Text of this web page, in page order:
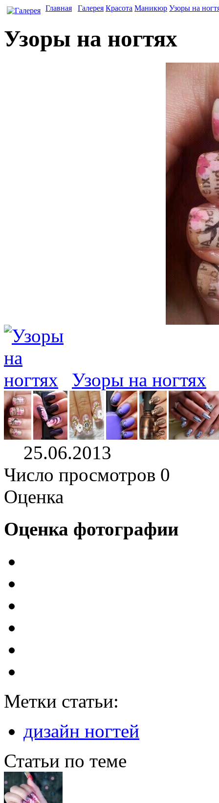
Главная Галерея Красота Маникюр Узоры на
Узоры на ногтях
Узоры на ногтях
25.06.2013
Число просмотров 0
Оценка
Оценка фотографии
Метки статьи:
дизайн ногтей
Статьи по теме